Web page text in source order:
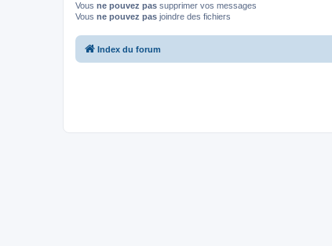
Vous ne pouvez pas supprimer vos messages
Vous ne pouvez pas joindre des fichiers
Index du forum